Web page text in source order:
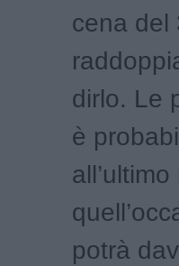
cena del
dirlo. Le
è
potrà